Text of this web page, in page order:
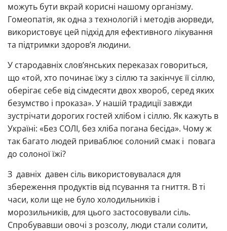
можуть бути вкрай корисні нашому організму.
Гомеопатія, як одна з технологій і методів аюрведи,
використовує цей підхід для ефективного лікування
та підтримки здоров’я людини.
У стародавніх слов’янських переказах говориться,
що «той, хто починає їжу з сіллю та закінчує її сіллю,
оберігає себе від сімдесяти двох хвороб, серед яких
безумство і проказа». У нашій традиції завжди
зустрічати дорогих гостей хлібом і сіллю. Як кажуть в
Україні: «Без СОЛІ, без хліба погана бесіда». Чому ж
так багато людей приваблює солоний смак і повага
до солоної їжі?
З давніх давен сіль використовувалася для
збереження продуктів від псування та гниття. В ті
часи, коли ще не було холодильників і
морозильників, для цього застосовували сіль.
Спробувавши овочі з розсолу, люди стали солити,